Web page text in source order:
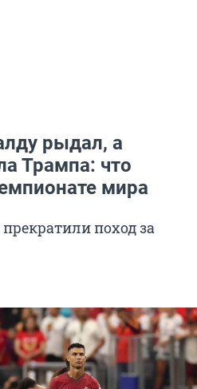
рыдал, а
Трампа: что
мира
поход за